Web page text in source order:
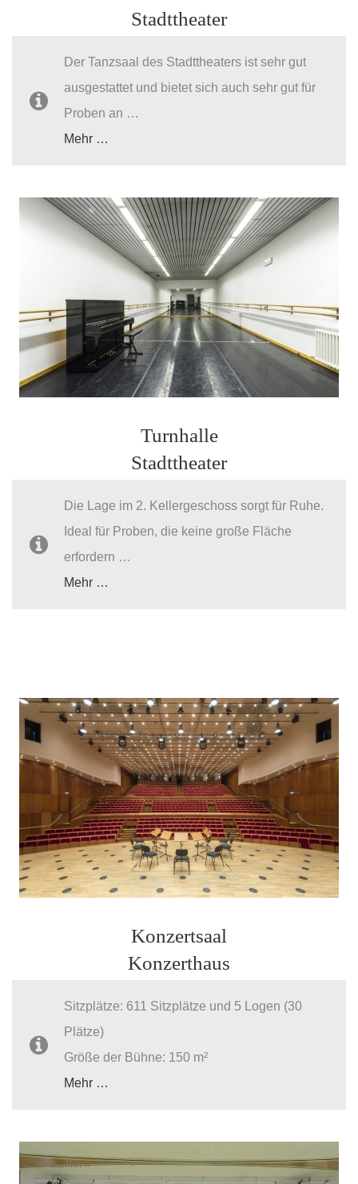
Stadttheater
Der Tanzsaal des Stadttheaters ist sehr gut
ausgestattet und bietet sich auch sehr gut für
Proben an …
Mehr …
Turnhalle
Stadttheater
Die Lage im 2. Kellergeschoss sorgt für Ruhe.
Ideal für Proben, die keine große Fläche
erfordern …
Mehr …
Konzertsaal
Konzerthaus
Sitzplätze: 611 Sitzplätze und 5 Logen (30
Plätze)
Größe der Bühne: 150 m²
Mehr …